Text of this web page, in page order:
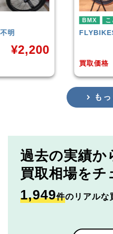
NEO
¥10,000
も
過去の実績か
買取相場をチ
1,949件のリアルな